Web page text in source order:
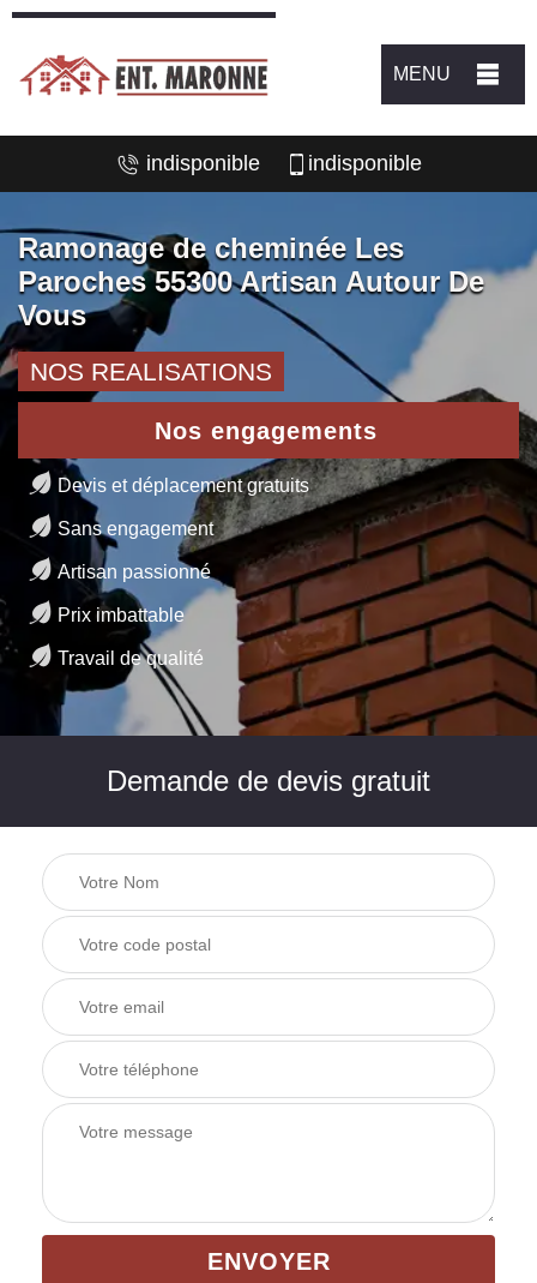
MENU
indisponible indisponible
Ramonage de cheminée Les
Paroches 55300 Artisan Autour De
Vous
NOS REALISATIONS
Nos engagements
Devis et déplacement gratuits
Sans engagement
Artisan passionné
Prix imbattable
Travail de qualité
Demande de devis gratuit